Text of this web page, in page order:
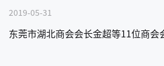
2019-05-31